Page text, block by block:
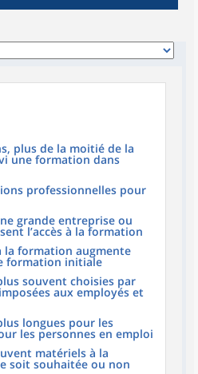
plus de la moitié de la
une formation dans
professionnelles pour
grande entreprise ou
l’accès à la formation
la formation augmente
formation initiale
souvent choisies par
aux employés et
longues pour les
les personnes en emploi
matériels à la
soit souhaitée ou non